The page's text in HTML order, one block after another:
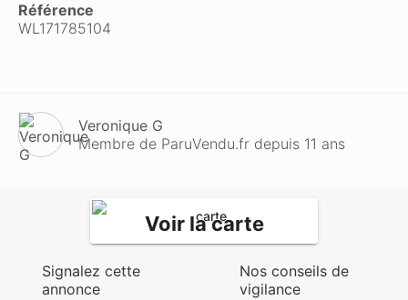
Référence
WL171785104
Veronique G
Membre de ParuVendu.fr depuis 11 ans
Voir la carte
Signalez cette
annonce
Nos conseils de
vigilance